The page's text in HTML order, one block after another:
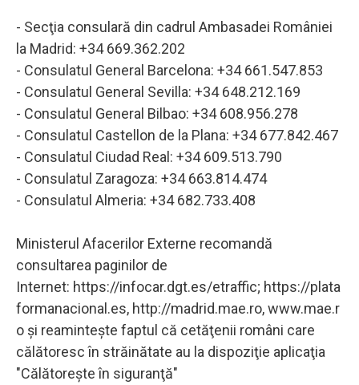
- Secţia consulară din cadrul Ambasadei României
la Madrid: +34 669.362.202
- Consulatul General Barcelona: +34 661.547.853
- Consulatul General Sevilla: +34 648.212.169
- Consulatul General Bilbao: +34 608.956.278
- Consulatul Castellon de la Plana: +34 677.842.467
- Consulatul Ciudad Real: +34 609.513.790
- Consulatul Zaragoza: +34 663.814.474
- Consulatul Almeria: +34 682.733.408
Ministerul Afacerilor Externe recomandă
consultarea paginilor de
Internet: https://infocar.dgt.es/etraffic; https://plata
formanacional.es, http://madrid.mae.ro, www.mae.r
o şi reaminteşte faptul că cetăţenii români care
călătoresc în străinătate au la dispoziţie aplicaţia
"Călătoreşte în siguranţă"